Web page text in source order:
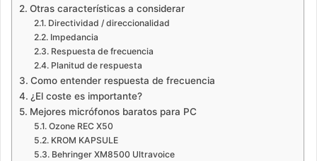
Otras características a considerar
Directividad / direccionalidad
Impedancia
Respuesta de frecuencia
Planitud de respuesta
Como entender respuesta de frecuencia
¿El coste es importante?
Mejores micrófonos baratos para PC
Ozone REC X50
KROM KAPSULE
Behringer XM8500 Ultravoice